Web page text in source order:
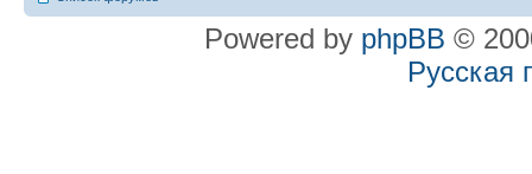
Powered by phpBB ©
Русская